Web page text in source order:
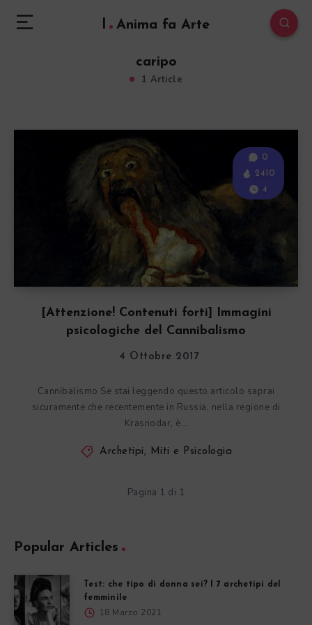
l Anima fa Arte
caripo
1 Article
[Attenzione! Contenuti forti] Immagini
psicologiche del Cannibalismo
0
2410
4
4 Ottobre 2017
Cannibalismo Se stai leggendo questo articolo saprai
sicuramente che recentemente in Russia, nella regione di
Krasnodar, è…
Archetipi, Miti e Psicologia
Pagina 1 di 1
Popular Articles
Test: che tipo di donna sei? I 7 archetipi del
femminile
18 Marzo 2021